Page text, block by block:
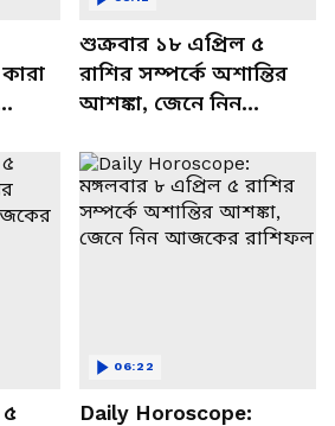
শুক্রবার ১৮ এপ্রিল ৫
রাশির সম্পর্কে অশান্তির
আশঙ্কা, জেনে নিন
৫
Daily Horoscope:
06:22